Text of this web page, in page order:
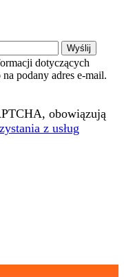
dotyczących
podany adres e-mail.
obowiązują
z usług